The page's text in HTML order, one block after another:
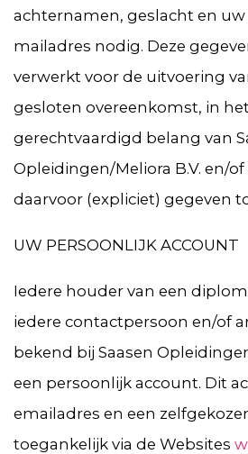
achternamen, geslacht en uw
mailadres nodig. Deze
verwerkt voor de uitvoering
gesloten overeenkomst, in
gerechtvaardigd belang van
Opleidingen/Meliora B.V. en/
daarvoor (expliciet) gegeven
UW PERSOONLIJK ACCOUNT
Iedere houder van een
iedere contactpersoon en/of
bekend bij Saasen
een persoonlijk account. Dit
emailadres en een
toegankelijk via de Websites